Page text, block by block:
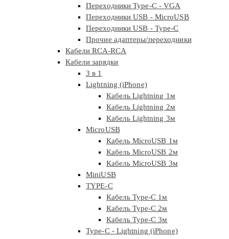
Переходники Type-C - VGA
Переходники USB - MicroUSB
Переходники USB - Type-C
Прочие адаптеры/переходники
Кабели RCA-RCA
Кабели зарядки
3 в 1
Lightning (iPhone)
Кабель Lightning 1м
Кабель Lightning 2м
Кабель Lightning 3м
MicroUSB
Кабель MicroUSB 1м
Кабель MicroUSB 2м
Кабель MicroUSB 3м
MiniUSB
TYPE-C
Кабель Type-C 1м
Кабель Type-C 2м
Кабель Type-C 3м
Type-C - Lightning (iPhone)